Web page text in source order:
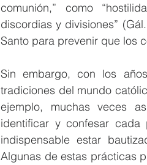
comunión,” como
discordias y divisiones”
Santo para prevenir que los
Sin embargo, con los
tradiciones del mundo
ejemplo, muchas veces
identificar y confesar
indispensable estar
Algunas de estas prácticas